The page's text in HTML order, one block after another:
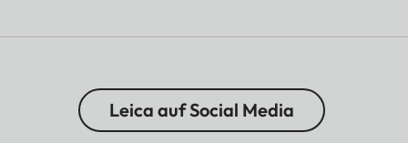
Leica auf Social Media